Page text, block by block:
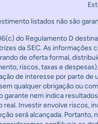
listados não são
do Regulamento D
da SEC. As
de oferta formal,
riscos, taxas e
de interesse por parte
qualquer obrigação ou
garante nem indica
Investir envolve riscos,
será alcançada.